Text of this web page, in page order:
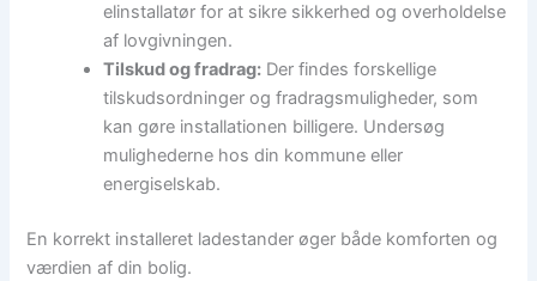
elinstallatør for at sikre sikkerhed og overholdelse
af lovgivningen.
Tilskud og fradrag: Der findes forskellige
tilskudsordninger og fradragsmuligheder, som
kan gøre installationen billigere. Undersøg
mulighederne hos din kommune eller
energiselskab.
En korrekt installeret ladestander øger både komforten og
værdien af din bolig.